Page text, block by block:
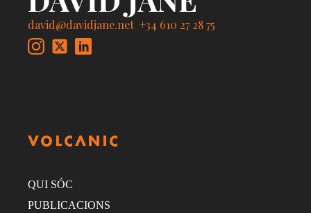
david@davidjane.net +34 610 27 28 75
QUI SÓC
PUBLICACIONS